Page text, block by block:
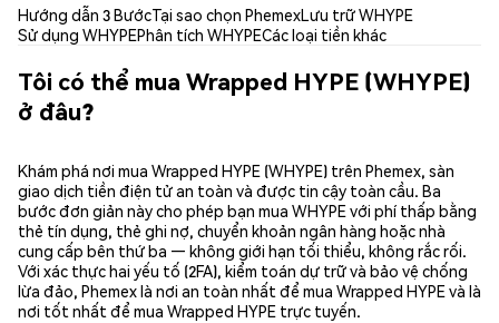
Hướng dẫn 3 BướcTại sao chọn PhemexLưu trữ WHYPE
Sử dụng WHYPEPhân tích WHYPECác loại tiền khác
Tôi có thể mua Wrapped HYPE (WHYPE)
ở đâu?
Khám phá nơi mua Wrapped HYPE (WHYPE) trên Phemex, sàn
giao dịch tiền điện tử an toàn và được tin cậy toàn cầu. Ba
bước đơn giản này cho phép bạn mua WHYPE với phí thấp bằng
thẻ tín dụng, thẻ ghi nợ, chuyển khoản ngân hàng hoặc nhà
cung cấp bên thứ ba — không giới hạn tối thiểu, không rắc rối.
Với xác thực hai yếu tố (2FA), kiểm toán dự trữ và bảo vệ chống
lừa đảo, Phemex là nơi an toàn nhất để mua Wrapped HYPE và là
nơi tốt nhất để mua Wrapped HYPE trực tuyến.